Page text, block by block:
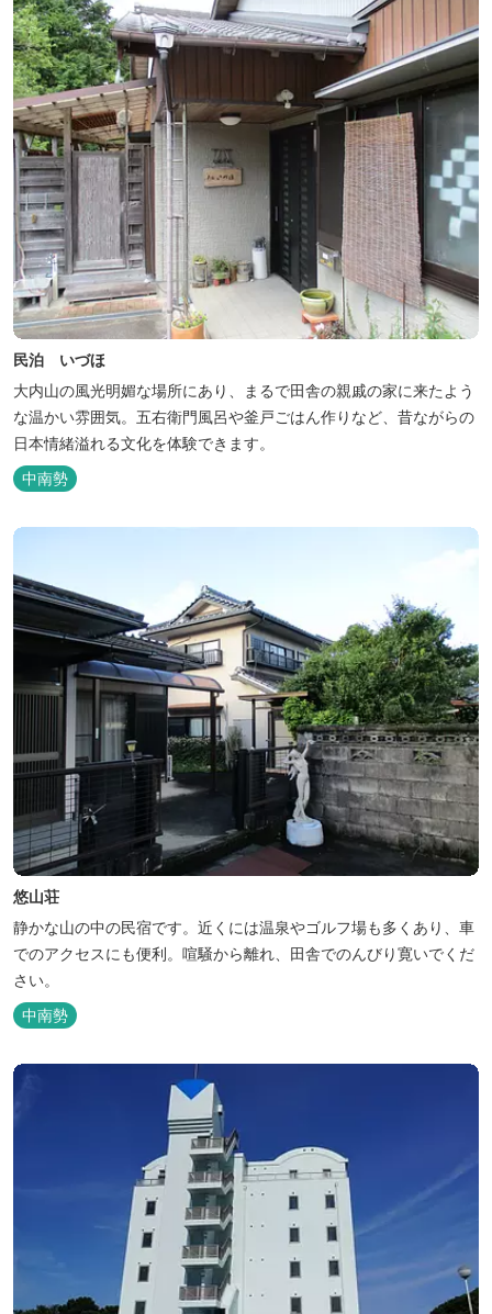
民泊 いづほ
大内山の風光明媚な場所にあり、まるで田舎の親戚の家に来たよう
な温かい雰囲気。五右衛門風呂や釜戸ごはん作りなど、昔ながらの
日本情緒溢れる文化を体験できます。
中南勢
悠山荘
静かな山の中の民宿です。近くには温泉やゴルフ場も多くあり、車
でのアクセスにも便利。喧騒から離れ、田舎でのんびり寛いでくだ
さい。
中南勢